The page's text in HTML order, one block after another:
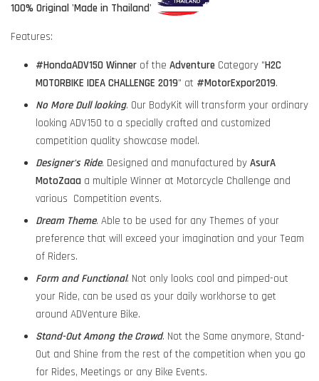
100% Original 'Made in Thailand'
Features:
#HondaADV150 Winner of the Adventure Category "H2C
MOTORBIKE IDEA CHALLENGE 2019" at #MotorExpor2019.
No More Dull looking. Our BodyKit will transform your ordinary
looking ADV150 to a specially crafted and customized
competition quality showcase model.
Designer's Ride. Designed and manufactured by AsurA
MotoZaaa a multiple Winner at Motorcycle Challenge and
various Competition events.
Dream Theme. Able to be used for any Themes of your
preference that will exceed your imagination and your Team
of Riders.
Form and Functional. Not only looks cool and pimped-out
your Ride, can be used as your daily workhorse to get
around ADVenture Bike.
Stand-Out Among the Crowd. Not the Same anymore, Stand-
Out and Shine from the rest of the competition when you go
for Rides, Meetings or any Bike Events.